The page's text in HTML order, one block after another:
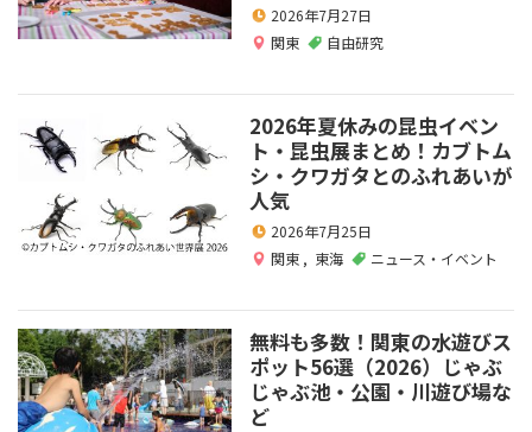
2026年7月27日
関東
自由研究
2026年夏休みの昆虫イベン
ト・昆虫展まとめ！カブトム
シ・クワガタとのふれあいが
人気
2026年7月25日
関東 , 東海 ニュース・イベント
無料も多数！関東の水遊びス
ポット56選（2026）じゃぶ
じゃぶ池・公園・川遊び場な
ど